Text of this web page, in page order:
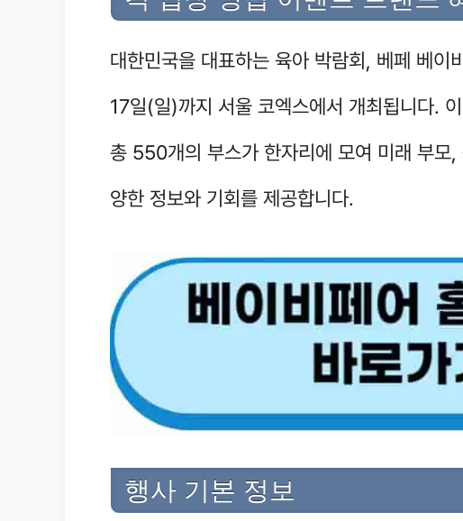
대한민국을 대표하는 육아 박람회, 베페 베
17일(일)까지 서울 코엑스에서 개최됩니다.
총 550개의 부스가 한자리에 모여 미래 부모
양한 정보와 기회를 제공합니다.
행사 기본 정보